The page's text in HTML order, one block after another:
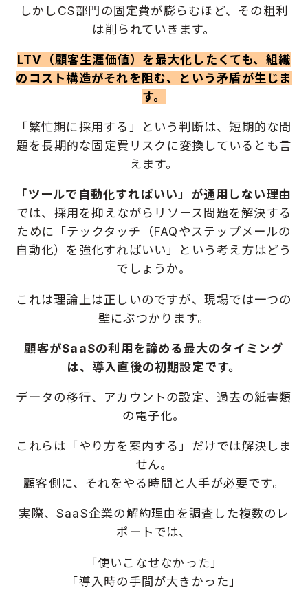
しかしCS部門の固定費が膨らむほど、その粗利
は削られていきます。
LTV（顧客生涯価値）を最大化したくても、組織
のコスト構造がそれを阻む、という矛盾が生じま
す。
「繁忙期に採用する」という判断は、短期的な問
題を長期的な固定費リスクに変換しているとも言
えます。
「ツールで自動化すればいい」が通用しない理由
では、採用を抑えながらリソース問題を解決する
ために「テックタッチ（FAQやステップメールの
自動化）を強化すればいい」という考え方はどう
でしょうか。
これは理論上は正しいのですが、現場では一つの
壁にぶつかります。
顧客がSaaSの利用を諦める最大のタイミング
は、導入直後の初期設定です。
データの移行、アカウントの設定、過去の紙書類
の電子化。
これらは「やり方を案内する」だけでは解決しま
せん。
顧客側に、それをやる時間と人手が必要です。
実際、SaaS企業の解約理由を調査した複数のレ
ポートでは、
「使いこなせなかった」
「導入時の手間が大きかった」